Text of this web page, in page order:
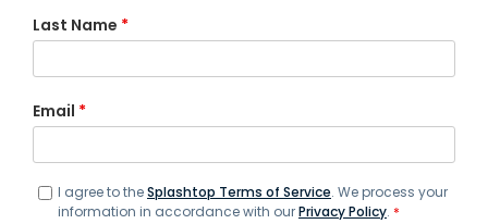
Last Name *
Email *
I agree to theSplashtop Terms of Service. We process your
information in accordance with ourPrivacy Policy. *